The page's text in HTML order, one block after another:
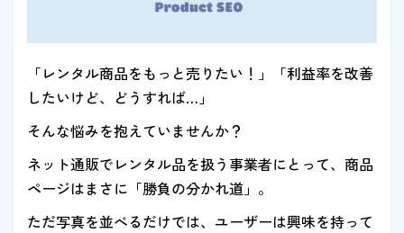
「レンタル商品をもっと売りたい！」「利益率を改善
したいけど、どうすれば…」
そんな悩みを抱えていませんか？
ネット通販でレンタル品を扱う事業者にとって、商品
ページはまさに「勝負の分かれ道」。
ただ写真を並べるだけでは、ユーザーは興味を持って